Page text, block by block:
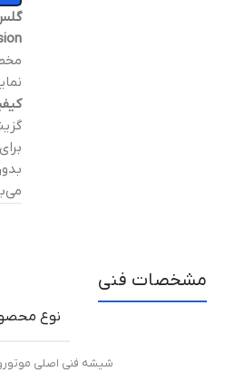
برای
مشخصات فنی
نوع
شیشه فنی اصلی